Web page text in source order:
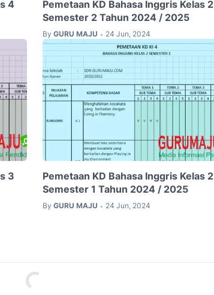
4
Pemetaan KD Bahasa Inggris Kelas 2
Semester 2 Tahun 2024 / 2025
By GURU MAJU • 24 Jun, 2024
3
Pemetaan KD Bahasa Inggris Kelas 2
Semester 1 Tahun 2024 / 2025
By GURU MAJU • 24 Jun, 2024